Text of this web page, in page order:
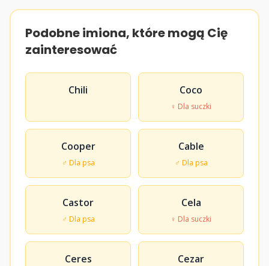
Podobne imiona, które mogą Cię
zainteresować
Chili Coco
♀ Dla suczki
Cooper
♂ Dla psa
Cable
♂ Dla psa
Castor
♂ Dla psa
Cela
♀ Dla suczki
Ceres Cezar